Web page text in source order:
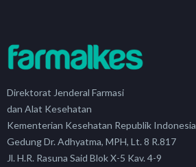
Direktorat Jenderal Farmasi
dan Alat Kesehatan
Kementerian Kesehatan Republik Indonesia
Gedung Dr. Adhyatma, MPH, Lt. 8 R.817
Jl. H.R. Rasuna Said Blok X-5 Kav. 4-9